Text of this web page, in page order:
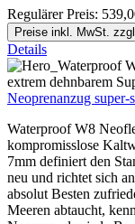
Regulärer Preis:
Preise inkl. MwSt.
Details
Neoprenanzug
Waterproof W8
kompromisslose
7mm definiert den
neu und richtet sich
absolut Besten
Meeren abtaucht,